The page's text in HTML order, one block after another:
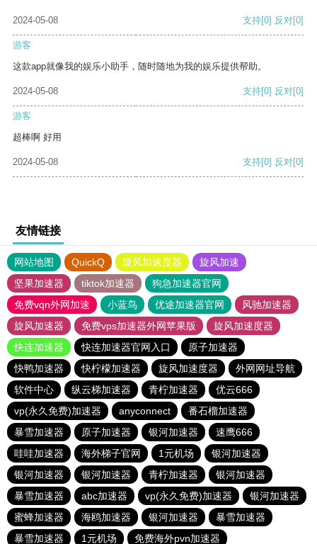
2024-05-08 支持[0] 反对[0]
游客
这款app就像我的娱乐小助手，随时随地为我的娱乐提供帮助。
2024-05-08 支持[0] 反对[0]
游客
超棒啊 好用
2024-05-08 支持[0] 反对[0]
友情链接
网站地图 QuickQ 旋风加速度器
旋风加速
坚果加速器
tiktok加速器
狗急加速器官网
免费vqn外网加速
小蓝鸟 优途加速器官网
风驰加速器
旋风加速器
免费vps加速器外网苹果版
旋风加速度器
快连加速器
快连加速器官网入口
原子加速器
快鸭加速器
快柠檬加速器 旋风加速度器
外网网址导航
软件中心
纵云梯加速器 青柠加速器
优云666
vp(永久免费)加速器
anyconnect
番石榴加速器
暴雪加速器
原子加速器 银河加速器
速鹰666
哇哇加速器
海外梯子官网 1元机场
银河加速器
银河加速器
银河加速器 青柠加速器
银河加速器
暴雪加速器
abc加速器 vp(永久免费)加速器
银河加速器
蜜蜂加速器
海鸥加速器 银河加速器
暴雪加速器
暴雪加速器
1元机场 免费海外pvn加速器